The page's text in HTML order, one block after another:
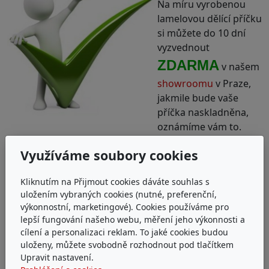
Na míru vyrobenou
lamelovou dělící příčku
si můžete do 10 dní
vyzvednout
ZDARMA v našem
showroomu v Praze,
jakmile bude vaše
příčka naskladněna,
oznámíme vám to.
Vzhledem k úpravě na míru
se dělící příčky platí
Využíváme soubory cookies
Kliknutím na Přijmout cookies dáváte souhlas s
uložením vybraných cookies (nutné, preferenční,
výkonnostní, marketingové). Cookies používáme pro
lepší fungování našeho webu, měření jeho výkonnosti a
cílení a personalizaci reklam. To jaké cookies budou
uloženy, můžete svobodně rozhodnout pod tlačítkem
Upravit nastavení.